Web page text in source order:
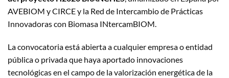
AVEBIOM y CIRCE y la Red de Intercambio de Prácticas
Innovadoras con Biomasa INtercamBIOM.
La convocatoria está abierta a cualquier empresa o entidad
pública o privada que haya aportado innovaciones
tecnológicas en el campo de la valorización energética de la